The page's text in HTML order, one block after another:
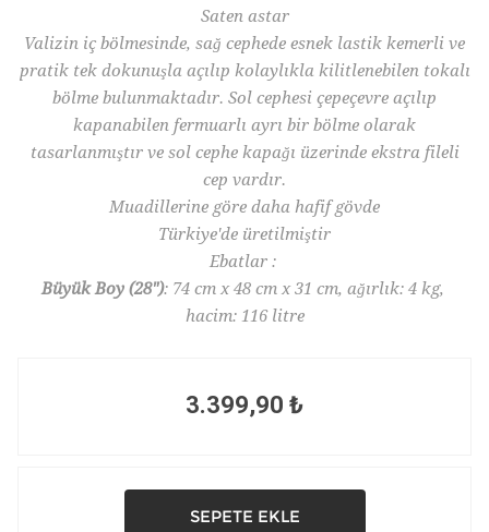
Saten astar
Valizin iç bölmesinde, sağ cephede esnek lastik kemerli ve
pratik tek dokunuşla açılıp kolaylıkla kilitlenebilen tokalı
bölme bulunmaktadır. Sol cephesi çepeçevre açılıp
kapanabilen fermuarlı ayrı bir bölme olarak
tasarlanmıştır ve sol cephe kapağı üzerinde ekstra fileli
cep vardır.
Muadillerine göre daha hafif gövde
Türkiye'de üretilmiştir
Ebatlar :
Büyük Boy (28"): 74 cm x 48 cm x 31 cm, ağırlık: 4 kg,
hacim: 116 litre
3.399,90 ₺